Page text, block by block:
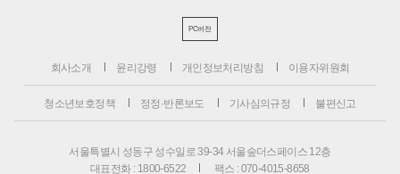
PC버전
회사소개 윤리강령 개인정보처리방침 이용자위원회
청소년보호정책 정정·반론보도 기사심의규정 불편신고
서울특별시 성동구 성수일로 39-34 서울숲더스페이스 12층
대표전화 : 1800-6522
팩스 : 070-4015-8658